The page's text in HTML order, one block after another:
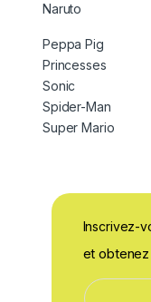
Naruto
Peppa Pig
Princesses
Sonic
Spider-Man
Super Mario
Inscrivez-
et
E
E